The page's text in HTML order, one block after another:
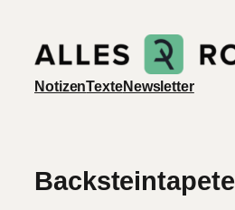
Inhalt
springen
NotizenTexteNewsletter
Backsteintapete